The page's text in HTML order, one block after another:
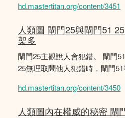
hd.mastertitan.org/content/3451
人類圖 閘門25與閘門51
架多
閘門25主觀說人會犯錯。 閘門
25無理取鬧他人犯錯時，閘門51
hd.mastertitan.org/content/3450
人類圖內在權威的秘密 閘